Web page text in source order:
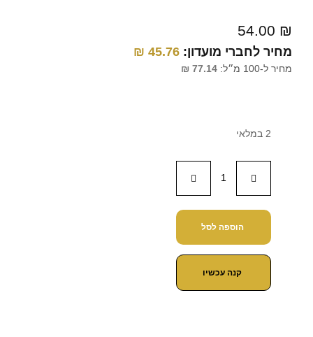
54.00 ₪
מחיר לחברי מועדון: 45.76
₪
מחיר ל-100 מ״ל: 77.14
₪
2 במלאי
הוספה לסל
קנה עכשיו